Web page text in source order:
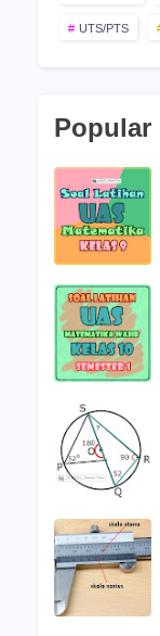
UTS/PTS
Popular